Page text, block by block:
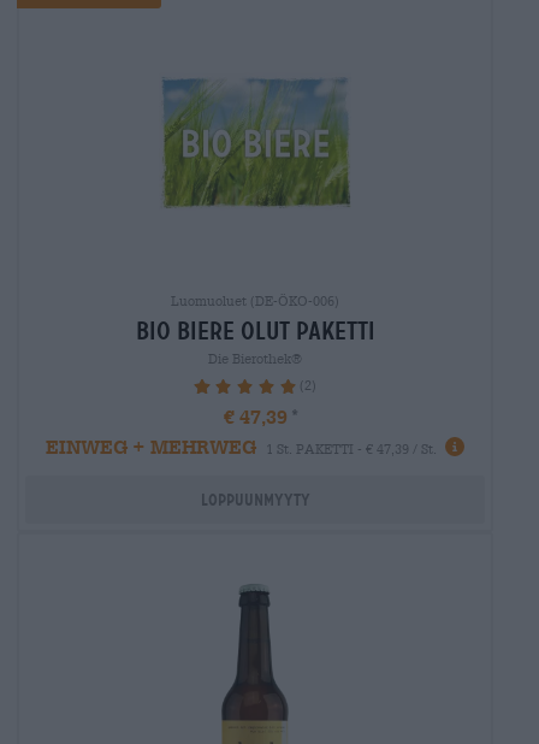
Luomuoluet (DE-ÖKO-006)
bio biere Olut paketti
Die Bierothek®
100% (2)
€ 47,39
EINWEG + MEHRWEG
1 St. PAKETTI - € 47,39 / St.
Loppuunmyyty